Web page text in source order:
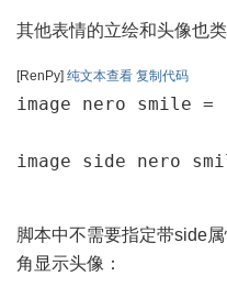
其他表情的立绘和头像也类
[RenPy] 纯文本查看 复制代码
image nero smile
image side nero
脚本中不需要指定带side
角显示头像：